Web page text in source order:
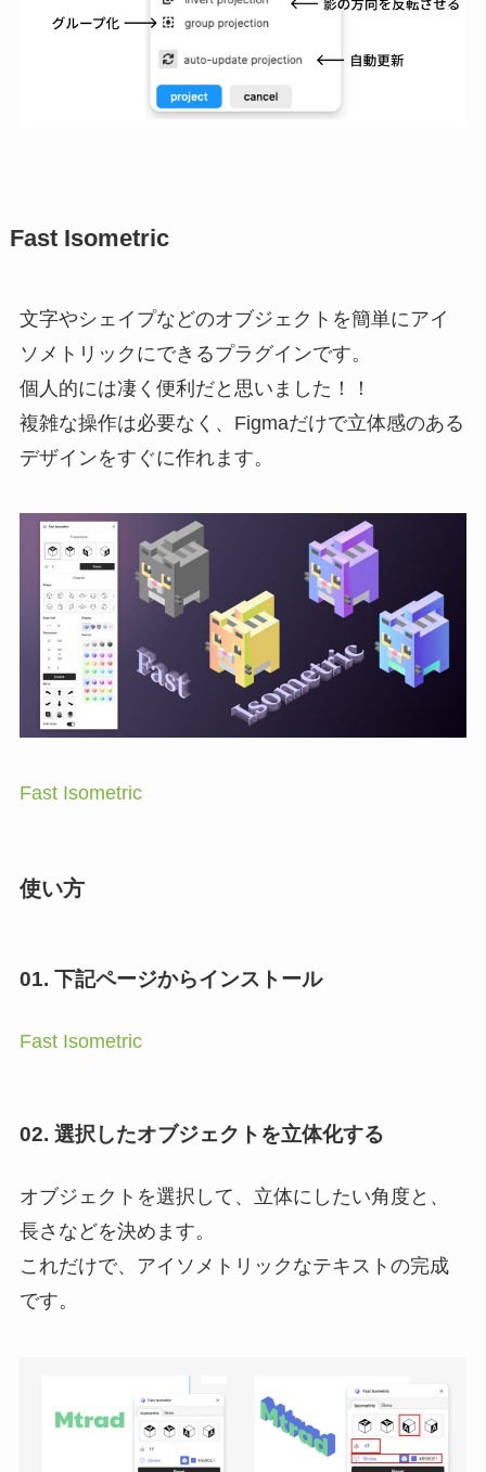
Fast Isometric
文字やシェイプなどのオブジェクトを簡単にアイ
ソメトリックにできるプラグインです。
個人的には凄く便利だと思いました！！
複雑な操作は必要なく、Figmaだけで立体感のある
デザインをすぐに作れます。
Fast Isometric
使い方
01. 下記ページからインストール
Fast Isometric
02. 選択したオブジェクトを立体化する
オブジェクトを選択して、立体にしたい角度と、
長さなどを決めます。
これだけで、アイソメトリックなテキストの完成
です。